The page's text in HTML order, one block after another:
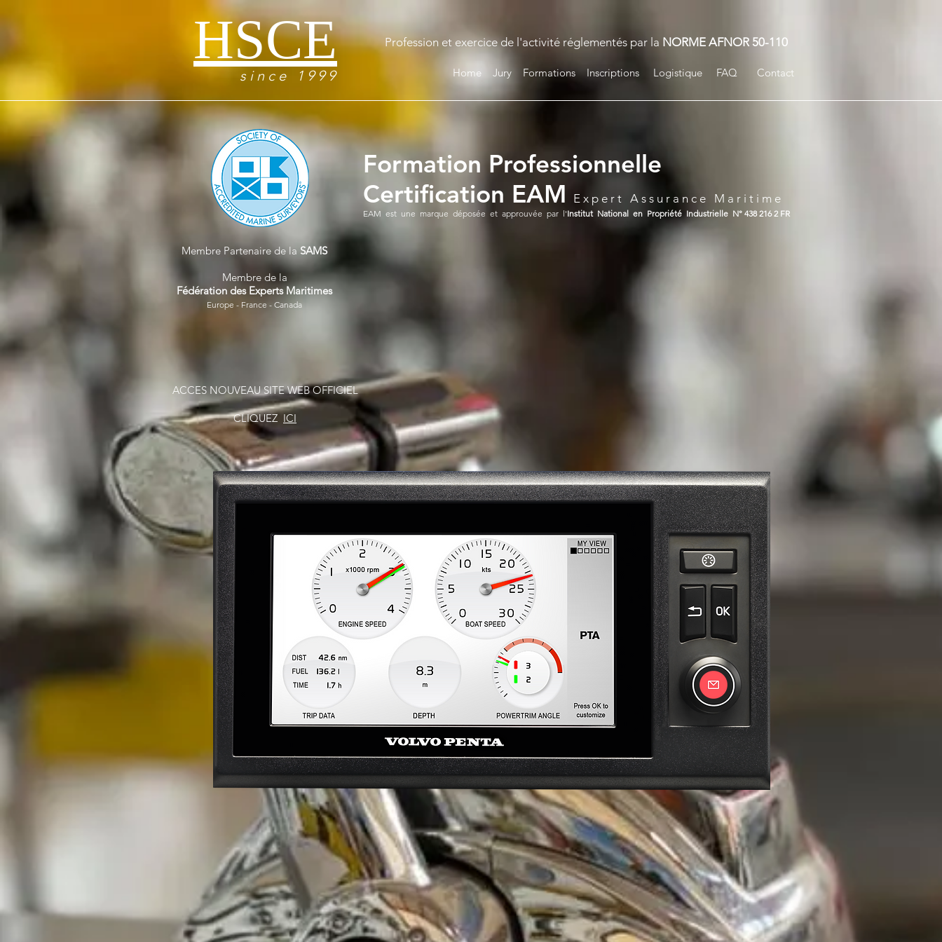
Membre Partenaire de la SAMS
Membre de la
Fédération des Experts Maritimes
Europe - France - Canada
Formation Professionnelle
Certification EAM
E x p e r t A s s u r a n c e M a r i t i m e
EAM est une marque déposée et approuvée par l'Institut National en Propriété Industrielle N° 438 216 2 FR
HSCE
s i n c e 1 9 9 9
Profession et exercice de l'activité réglementés par la NORME AFNOR 50-110
Home Jury Formations Inscriptions Logistique FAQ Contact
ACCES NOUVEAU SITE WEB OFFICIEL
CLIQUEZ ICI